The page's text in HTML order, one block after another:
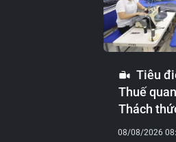
Tiêu
Thuế
Thách
08/08/2026